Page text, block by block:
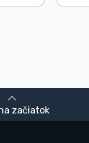
začiatok